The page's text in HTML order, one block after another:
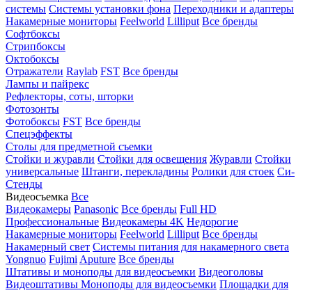
системы Системы установки фона Переходники и адаптеры
Накамерные мониторы Feelworld Lilliput Все бренды
Софтбоксы
Стрипбоксы
Октобоксы
Отражатели Raylab FST Все бренды
Лампы и пайрекс
Рефлекторы, соты, шторки
Фотозонты
Фотобоксы FST Все бренды
Спецэффекты
Столы для предметной съемки
Стойки и журавли Стойки для освещения Журавли Стойки
универсальные Штанги, перекладины Ролики для стоек Си-
Стенды
Видеосъемка Все
Видеокамеры Panasonic Все бренды Full HD
Профессиональные Видеокамеры 4K Недорогие
Накамерные мониторы Feelworld Lilliput Все бренды
Накамерный свет Системы питания для накамерного света
Yongnuo Fujimi Aputure Все бренды
Штативы и моноподы для видеосъемки Видеоголовы
Видеоштативы Моноподы для видеосъемки Площадки для